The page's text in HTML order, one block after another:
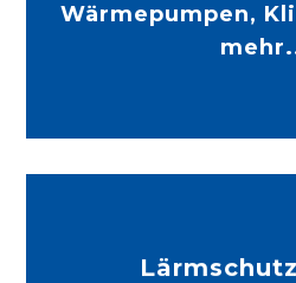
Wärmepumpen,
Mehr